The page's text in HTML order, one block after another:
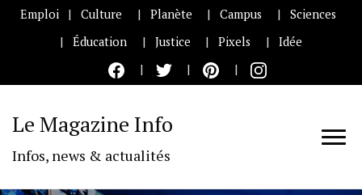
Emploi Culture Planète Campus
Sciences
Éducation
Justice Pixels Idée
Le Magazine Info
Infos, news & actualités